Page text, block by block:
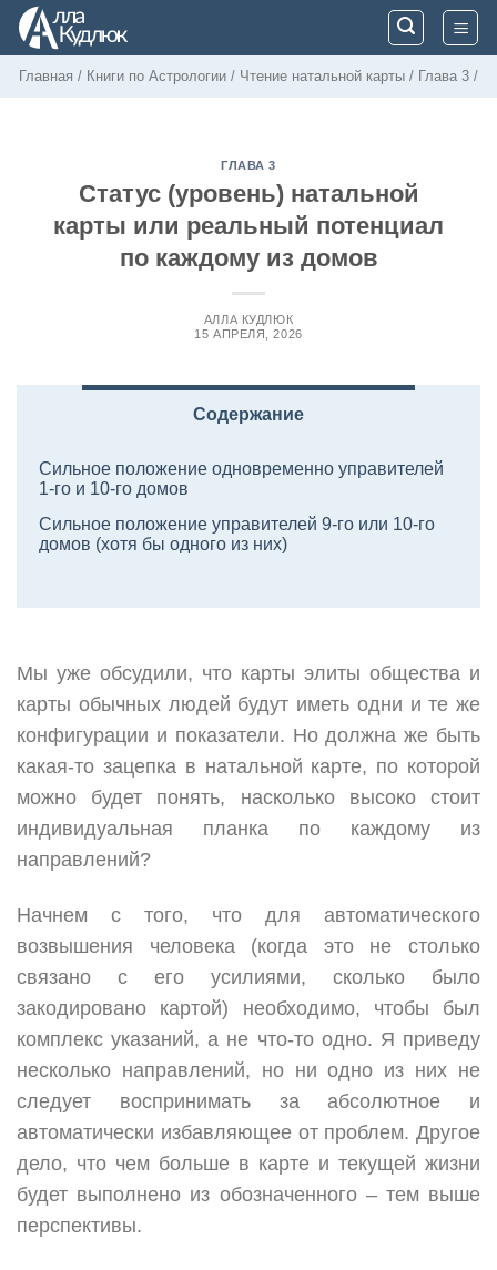
Skip
contentГлавная / Книги по Астрологии / Чтение натальной карты / Глава 3 /
ГЛАВА 3
Статус (уровень) натальной
карты или реальный потенциал
по каждому из домов
АЛЛА КУДЛЮК
15 АПРЕЛЯ, 2026
Содержание
Сильное положение одновременно управителей
1-го и 10-го домов
Сильное положение управителей 9-го или 10-го
домов (хотя бы одного из них)
Мы уже обсудили, что карты элиты общества и
карты обычных людей будут иметь одни и те же
конфигурации и показатели. Но должна же быть
какая-то зацепка в натальной карте, по которой
можно будет понять, насколько высоко стоит
индивидуальная планка по каждому из
направлений?
Начнем с того, что для автоматического
возвышения человека (когда это не столько
связано с его усилиями, сколько было
закодировано картой) необходимо, чтобы был
комплекс указаний, а не что-то одно. Я приведу
несколько направлений, но ни одно из них не
следует воспринимать за абсолютное и
автоматически избавляющее от проблем. Другое
дело, что чем больше в карте и текущей жизни
будет выполнено из обозначенного – тем выше
перспективы.